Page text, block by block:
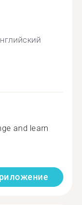
and learn